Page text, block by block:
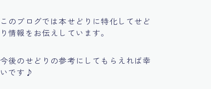
このブログでは本せどりに特化してせど
り情報をお伝えしています。
今後のせどりの参考にしてもらえれば幸
いです♪